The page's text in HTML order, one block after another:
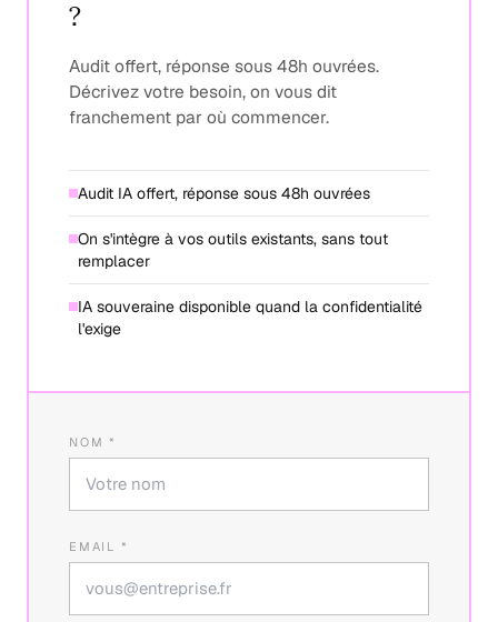
?
Audit offert, réponse sous 48h ouvrées.
Décrivez votre besoin, on vous dit
franchement par où commencer.
Audit IA offert, réponse sous 48h ouvrées
On s'intègre à vos outils existants, sans tout
remplacer
IA souveraine disponible quand la confidentialité
l'exige
NOM *
EMAIL *